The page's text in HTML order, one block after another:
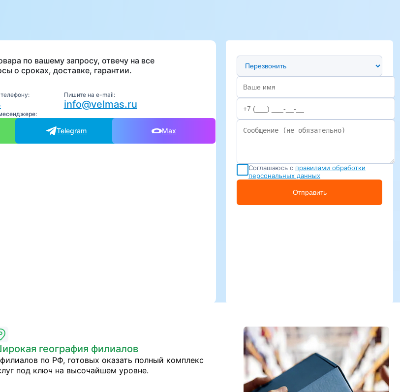
по вашему запросу, отвечу на все
о сроках, доставке, гарантии.
Пишите на e-mail:
info@velmas.ru
Telegram Max
Предпочтительный способ связи
Соглашаюсь с правилами обработки
персональных данных
Отправить
география филиалов
по РФ, готовых оказать полный комплекс
под ключ на высочайшем уровне.